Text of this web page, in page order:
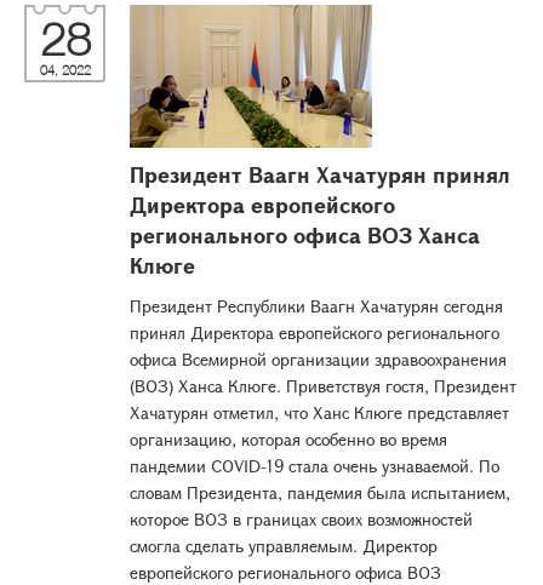
28
04, 2022
Президент Ваагн Хачатурян принял
Директора европейского
регионального офиса ВОЗ Ханса
Клюге
Президент Республики Ваагн Хачатурян сегодня
принял Директора европейского регионального
офиса Всемирной организации здравоохранения
(ВОЗ) Ханса Клюге. Приветствуя гостя, Президент
Хачатурян отметил, что Ханс Клюге представляет
организацию, которая особенно во время
пандемии COVID-19 стала очень узнаваемой. По
словам Президента, пандемия была испытанием,
которое ВОЗ в границах своих возможностей
смогла сделать управляемым. Директор
европейского регионального офиса ВОЗ